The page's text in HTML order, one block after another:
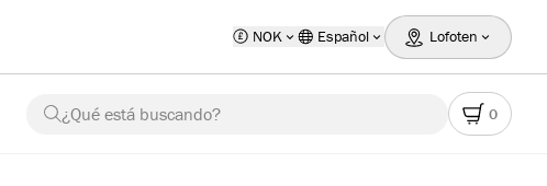
NOK Español Lofoten
¿Qué está buscando? 0